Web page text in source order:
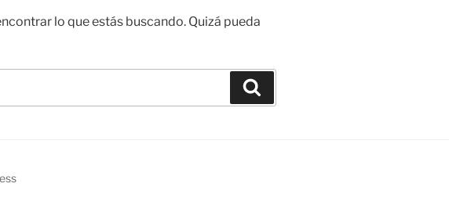
lo que estás buscando. Quizá pueda